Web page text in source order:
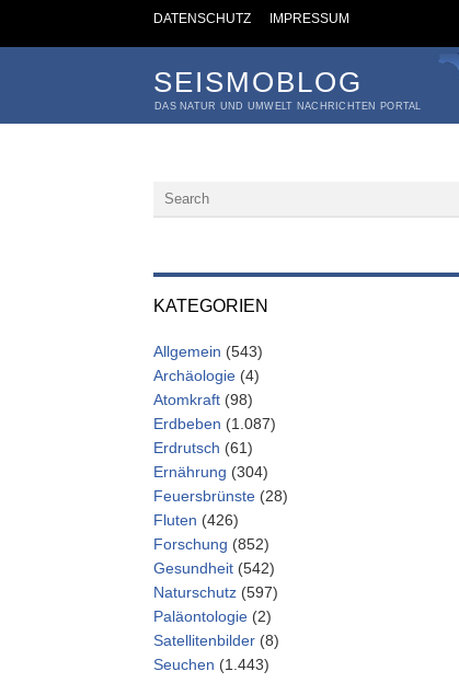
DATENSCHUTZ IMPRESSUM
SEISMOBLOG
DAS NATUR UND UMWELT NACHRICHTEN PORTAL
KATEGORIEN
Allgemein (543)
Archäologie (4)
Atomkraft (98)
Erdbeben (1.087)
Erdrutsch (61)
Ernährung (304)
Feuersbrünste (28)
Fluten (426)
Forschung (852)
Gesundheit (542)
Naturschutz (597)
Paläontologie (2)
Satellitenbilder (8)
Seuchen (1.443)